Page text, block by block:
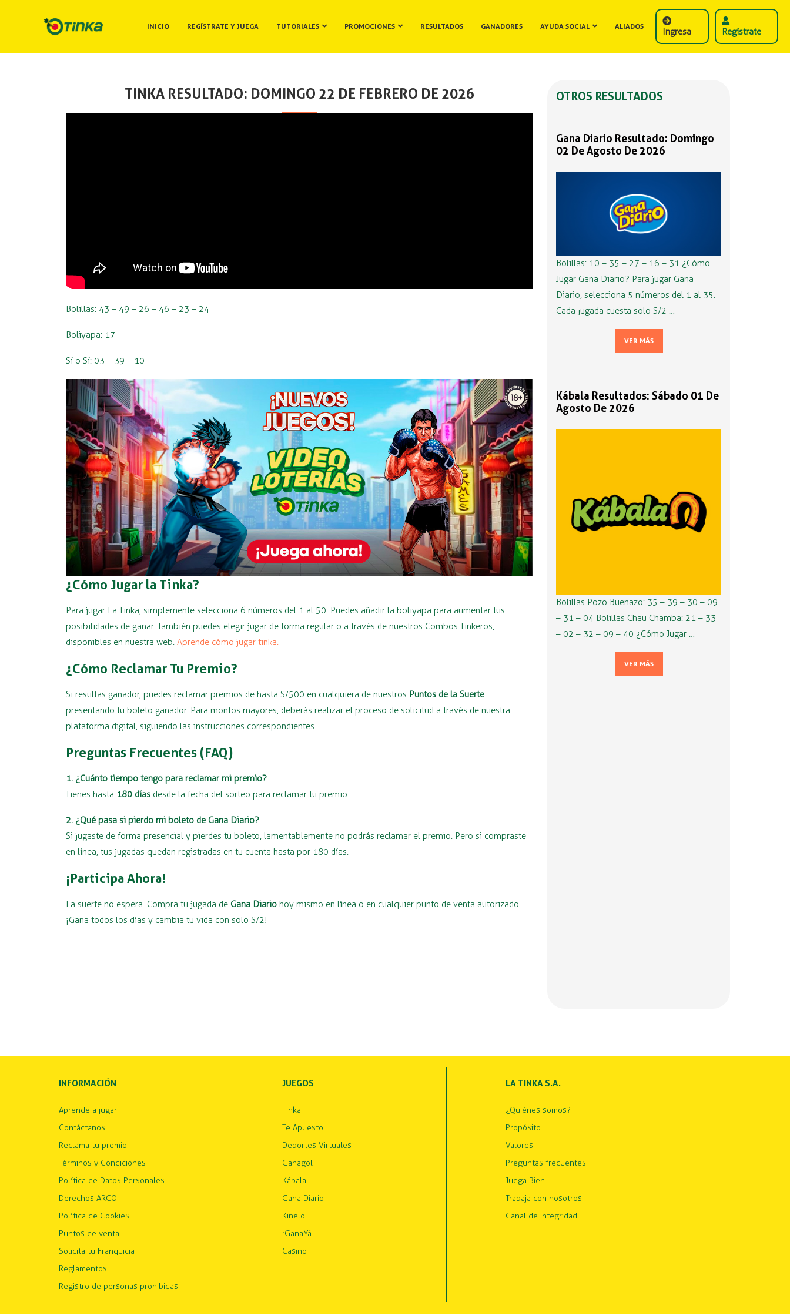
INICIO REGÍSTRATE Y JUEGA TUTORIALES PROMOCIONES RESULTADOS GANADORES AYUDA SOCIAL ALIADOS Ingresa Regístrate
TINKA RESULTADO: DOMINGO 22 DE FEBRERO DE 2026
Bolillas: 43 – 49 – 26 – 46 – 23 – 24
Boliyapa: 17
Sí o Sí: 03 – 39 – 10
¿Cómo Jugar la Tinka?
Para jugar La Tinka, simplemente selecciona 6 números del 1 al 50. Puedes añadir la boliyapa para aumentar tus
posibilidades de ganar. También puedes elegir jugar de forma regular o a través de nuestros Combos Tinkeros,
disponibles en nuestra web. Aprende cómo jugar tinka.
¿Cómo Reclamar Tu Premio?
Si resultas ganador, puedes reclamar premios de hasta S/500 en cualquiera de nuestros Puntos de la Suerte
presentando tu boleto ganador. Para montos mayores, deberás realizar el proceso de solicitud a través de nuestra
plataforma digital, siguiendo las instrucciones correspondientes.
Preguntas Frecuentes (FAQ)
1. ¿Cuánto tiempo tengo para reclamar mi premio?
Tienes hasta 180 días desde la fecha del sorteo para reclamar tu premio.
2. ¿Qué pasa si pierdo mi boleto de Gana Diario?
Si jugaste de forma presencial y pierdes tu boleto, lamentablemente no podrás reclamar el premio. Pero si compraste
en línea, tus jugadas quedan registradas en tu cuenta hasta por 180 días.
¡Participa Ahora!
La suerte no espera. Compra tu jugada de Gana Diario hoy mismo en línea o en cualquier punto de venta autorizado.
¡Gana todos los días y cambia tu vida con solo S/2!
OTROS RESULTADOS
Gana Diario Resultado: Domingo
02 De Agosto De 2026
Bolillas: 10 – 35 – 27 – 16 – 31 ¿Cómo
Jugar Gana Diario? Para jugar Gana
Diario, selecciona 5 números del 1 al 35.
Cada jugada cuesta solo S/2 …
VER MÁS
Kábala Resultados: Sábado 01 De
Agosto De 2026
Bolillas Pozo Buenazo: 35 – 39 – 30 – 09
– 31 – 04 Bolillas Chau Chamba: 21 – 33
– 02 – 32 – 09 – 40 ¿Cómo Jugar …
VER MÁS
INFORMACIÓN
Aprende a jugar
Contáctanos
Reclama tu premio
Términos y Condiciones
Política de Datos Personales
Derechos ARCO
Política de Cookies
Puntos de venta
Solicita tu Franquicia
Reglamentos
Registro de personas prohibidas
JUEGOS
Tinka
Te Apuesto
Deportes Virtuales
Ganagol
Kábala
Gana Diario
Kinelo
¡GanaYá!
Casino
LA TINKA S.A.
¿Quiénes somos?
Propósito
Valores
Preguntas frecuentes
Juega Bien
Trabaja con nosotros
Canal de Integridad